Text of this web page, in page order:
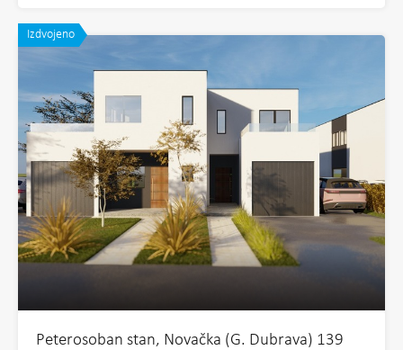
Izdvojeno
Peterosoban stan, Novačka (G. Dubrava) 139